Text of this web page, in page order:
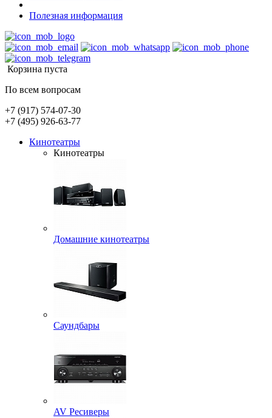
Полезная информация
Корзина пуста
По всем вопросам
+7 (917) 574-07-30
+7 (495) 926-63-77
Кинотеатры
Кинотеатры
Домашние кинотеатры
Саундбары
AV Ресиверы